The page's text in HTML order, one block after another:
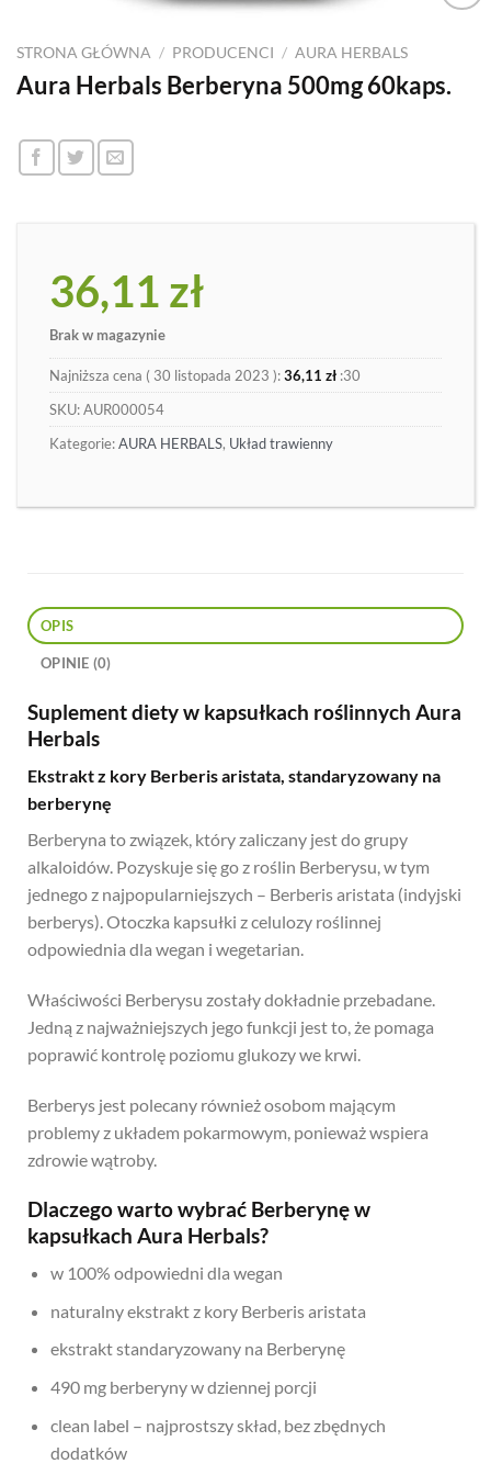
STRONA GŁÓWNA / PRODUCENCI / AURA HERBALS
Aura Herbals Berberyna 500mg 60kaps.
36,11 zł
Brak w magazynie
Najniższa cena ( 30 listopada 2023 ):36,11 zł :30
SKU:AUR000054
Kategorie:AURA HERBALS, Układ trawienny
OPIS
OPINIE (0)
Suplement diety w kapsułkach roślinnych Aura
Herbals
Ekstrakt z kory Berberis aristata, standaryzowany na
berberynę
Berberyna to związek, który zaliczany jest do grupy
alkaloidów. Pozyskuje się go z roślin Berberysu, w tym
jednego z najpopularniejszych – Berberis aristata (indyjski
berberys). Otoczka kapsułki z celulozy roślinnej
odpowiednia dla wegan i wegetarian.
Właściwości Berberysu zostały dokładnie przebadane.
Jedną z najważniejszych jego funkcji jest to, że pomaga
poprawić kontrolę poziomu glukozy we krwi.
Berberys jest polecany również osobom mającym
problemy z układem pokarmowym, ponieważ wspiera
zdrowie wątroby.
Dlaczego warto wybrać Berberynę w
kapsułkach Aura Herbals?
w 100% odpowiedni dla wegan
naturalny ekstrakt z kory Berberis aristata
ekstrakt standaryzowany na Berberynę
490 mg berberyny w dziennej porcji
clean label – najprostszy skład, bez zbędnych
dodatków